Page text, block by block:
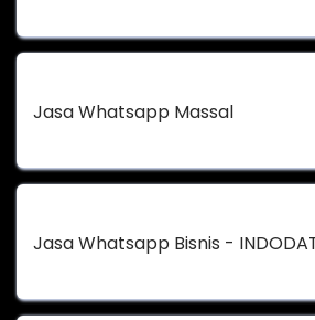
Jasa Whatsapp Massal
Jasa Whatsapp Bisnis -